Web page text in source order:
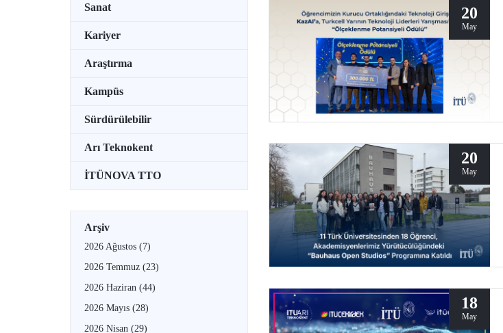
Sanat
Kariyer
Araştırma
Kampüs
Sürdürülebilir
Arı Teknokent
İTÜNOVA TTO
Arşiv
2026 Ağustos (7)
2026 Temmuz (23)
2026 Haziran (44)
2026 Mayıs (28)
2026 Nisan (29)
20
May
20
May
18
May